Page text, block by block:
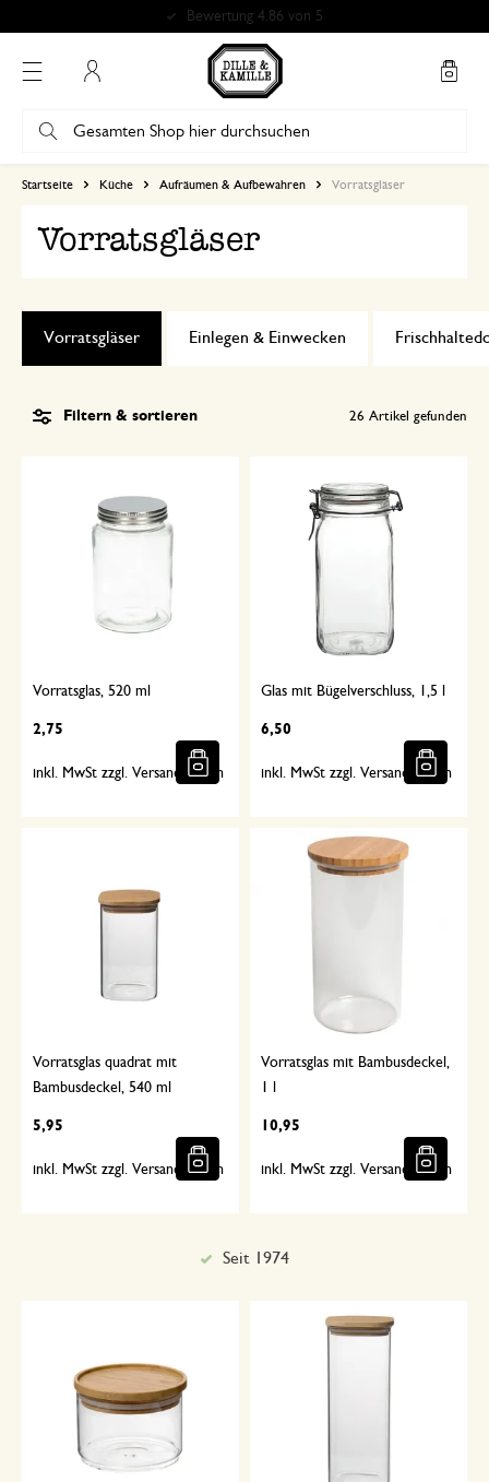
Startseite Küche Aufräumen & Aufbewahren Vorratsgläser
Vorratsgläser
Vorratsgläser Einlegen & Einwecken
Filtern & sortieren 26 Artikel gefunden
Vorratsglas, 520 ml
2,75
inkl. MwSt zzgl. Versandkosten
Glas mit Bügelverschluss, 1,5 l
6,50
inkl. MwSt zzgl. Versandkosten
Vorratsglas quadrat mit
Bambusdeckel, 540 ml
5,95
inkl. MwSt zzgl. Versandkosten
Vorratsglas mit Bambusdeckel,
10,95
inkl. MwSt zzgl. Versandkosten
Sorgfältig ausgewählt